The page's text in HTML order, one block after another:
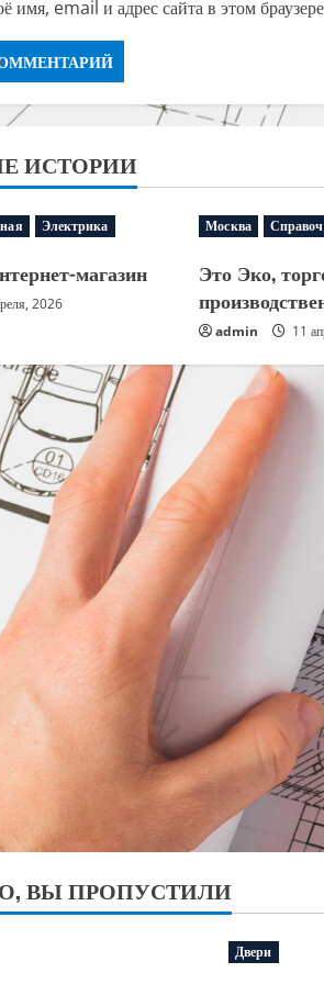
имя, email и адрес сайта в этом
ИСТОРИИ
Электрика
магазин
2026
Москва
Это Эко,
admin 11
ВЫ ПРОПУСТИЛИ
Двери